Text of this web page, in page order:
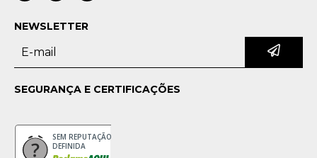
NEWSLETTER
SEGURANÇA E CERTIFICAÇÕES
SEM REPUTAÇÃO
DEFINIDA